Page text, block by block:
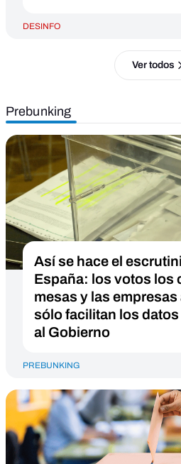
DESINFO
Ver todos
Prebunking
Así se hace el
España: los votos los
mesas y las
sólo facilitan los
al Gobierno
PREBUNKING